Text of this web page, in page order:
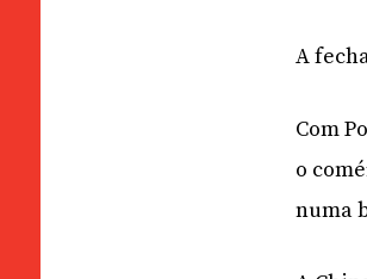
A
Com
o
numa